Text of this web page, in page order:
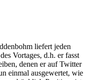
liefert jeden
des Vortages, d.h. er fasst
denen er auf Twitter
einmal ausgewertet, wie